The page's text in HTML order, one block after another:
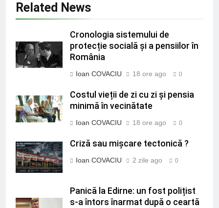
Related News
Cronologia sistemului de
protecție socială și a pensiilor în
România
Ioan COVACIU 18 ore ago 0
Costul vieții de zi cu zi și pensia
minimă în vecinătate
Ioan COVACIU 18 ore ago 0
Criză sau mișcare tectonică ?
Ioan COVACIU 2 zile ago 0
Panică la Edirne: un fost polițist
s-a întors înarmat după o ceartă